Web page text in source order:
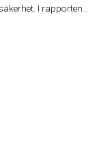
I rapporten...